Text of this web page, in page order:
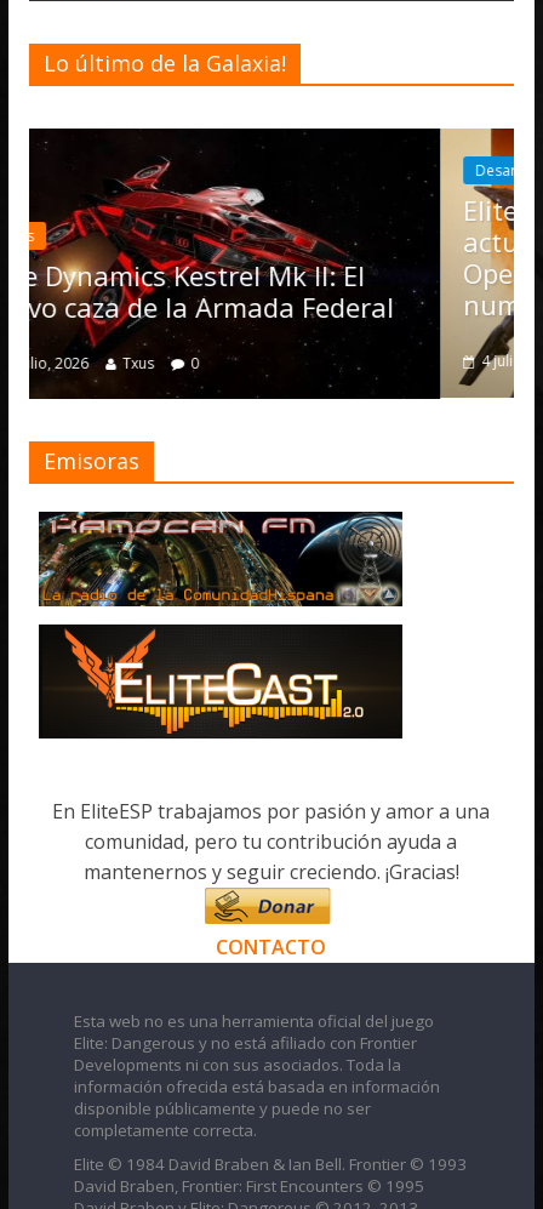
Lo último de la Galaxia!
Mk II: El
Federal
Elite Dangerous recibe la
actualización 4.4.0: llegan
Operations, el vehículo
numerosas mejoras
4 julio, 2026
Emisoras
En EliteESP trabajamos por pasión y amor a una
comunidad, pero tu contribución ayuda a
mantenernos y seguir creciendo. ¡Gracias!
CONTACTO
Esta web no es una herramienta oficial del juego
Elite: Dangerous y no está afiliado con Frontier
Developments ni con sus asociados. Toda la
información ofrecida está basada en información
disponible públicamente y puede no ser
completamente correcta.
Elite © 1984 David Braben & Ian Bell. Frontier © 1993
David Braben, Frontier: First Encounters © 1995